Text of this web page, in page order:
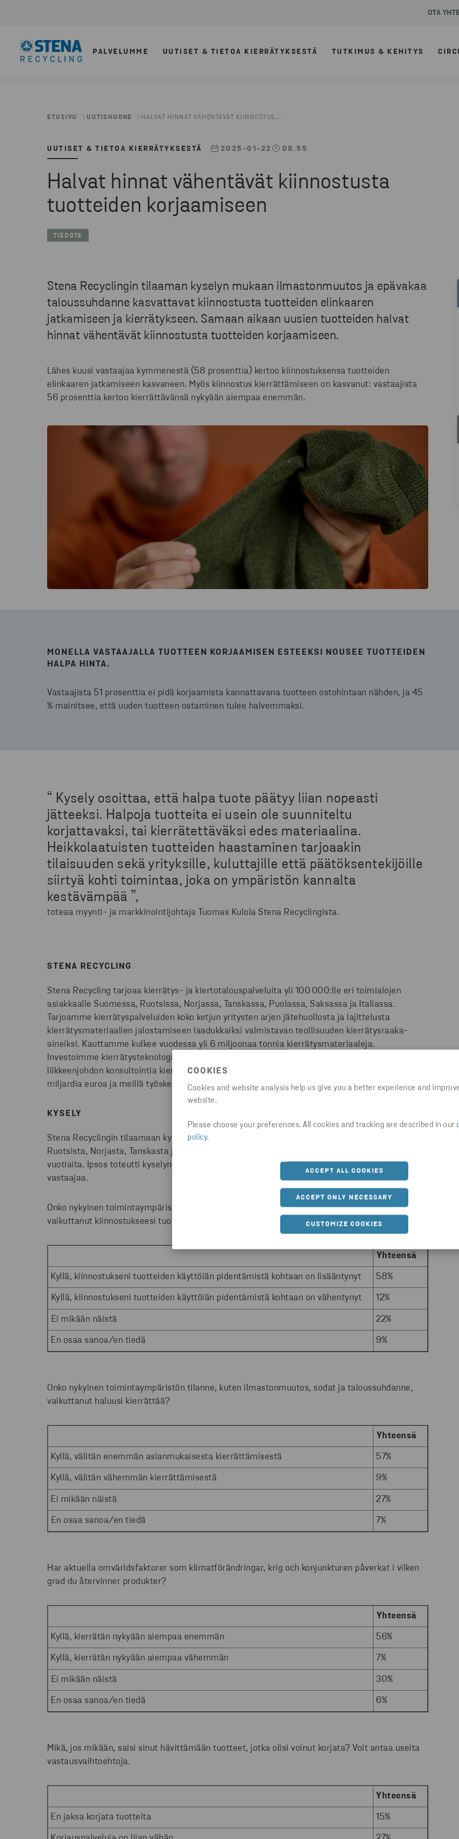
COOKIES
Cookies and website analysis help us give you a better experience and
website.
Please choose your preferences. All cookies and tracking are described in our
policy.
ACCEPT ALL COOKIES
ACCEPT ONLY NECESSARY
CUSTOMIZE COOKIES
OTA
PALVELUMME UUTISET & TIETOA KIERRÄTYKSESTÄ TUTKIMUS & KEHITYS
ETUSIVU UUTISHUONE HALVAT HINNAT VÄHENTÄVÄT KIINNOSTUS...
UUTISET & TIETOA KIERRÄTYKSESTÄ 2025-01-22 08.55
Halvat hinnat vähentävät kiinnostusta
tuotteiden korjaamiseen
TIEDOTE
Stena Recyclingin tilaaman kyselyn mukaan ilmastonmuutos ja epävakaa
taloussuhdanne kasvattavat kiinnostusta tuotteiden elinkaaren
jatkamiseen ja kierrätykseen. Samaan aikaan uusien tuotteiden halvat
hinnat vähentävät kiinnostusta tuotteiden korjaamiseen.
Lähes kuusi vastaajaa kymmenestä (58 prosenttia) kertoo kiinnostuksensa tuotteiden
elinkaaren jatkamiseen kasvaneen. Myös kiinnostus kierrättämiseen on kasvanut: vastaajista
56 prosenttia kertoo kierrättävänsä nykyään aiempaa enemmän.
MONELLA VASTAAJALLA TUOTTEEN KORJAAMISEN ESTEEKSI NOUSEE TUOTTEIDEN
HALPA HINTA.
Vastaajista 51 prosenttia ei pidä korjaamista kannattavana tuotteen ostohintaan nähden, ja 45
% mainitsee, että uuden tuotteen ostaminen tulee halvemmaksi.
“ Kysely osoittaa, että halpa tuote päätyy liian nopeasti
jätteeksi. Halpoja tuotteita ei usein ole suunniteltu
korjattavaksi, tai kierrätettäväksi edes materiaalina.
Heikkolaatuisten tuotteiden haastaminen tarjoaakin
tilaisuuden sekä yrityksille, kuluttajille että päätöksentekijöille
siirtyä kohti toimintaa, joka on ympäristön kannalta
kestävämpää ”,
toteaa myynti- ja markkinointijohtaja Tuomas Kulola Stena Recyclingista.
STENA RECYCLING
Stena Recycling tarjoaa kierrätys- ja kiertotalouspalveluita yli 100 000:lle eri toimialojen
asiakkaalle Suomessa, Ruotsissa, Norjassa, Tanskassa, Puolassa, Saksassa ja Italiassa.
Tarjoamme kierrätyspalveluiden koko ketjun yritysten arjen jätehuollosta ja lajittelusta
kierrätysmateriaalien jalostamiseen laadukkaiksi valmistavan teollisuuden kierrätysraaka-
aineiksi. Kauttamme kulkee vuodessa yli 6 miljoonaa tonnia kierrätysmateriaaleja.
Investoimme kierrätysteknologioiden ja kiertotalousratkaisujen kehittämiseen, ja tarjoamme
liikkeenjohdon konsultointia kiertotalousaiheissa. Edellisen tilikauden liikevaihtomme oli yli 2
miljardia euroa ja meillä työskentelee 3500 kierrätyksen ammattilaista.
KYSELY
Stena Recyclingin tilaamaan kyselyyn osallistui yhteensä 5000 kuluttajaa Suomesta,
Ruotsista, Norjasta, Tanskasta ja Puolasta. Vastaajat olivat iältään 18–65-
vuotiaita. Ipsos toteutti kyselyn toukokuussa 2024. Suomesta kyselyyn osallistui 1 000
vastaajaa.
Onko nykyinen toimintaympäristön tilanne, kuten ilmastonmuutos, sodat ja taloussuhdanne,
vaikuttanut kiinnostukseesi tuotteiden käyttöiän pidentämiseen?
Yhteensä
Kyllä, kiinnostukseni tuotteiden käyttöiän pidentämistä kohtaan on lisääntynyt 58%
Kyllä, kiinnostukseni tuotteiden käyttöiän pidentämistä kohtaan on vähentynyt 12%
Ei mikään näistä 22%
En osaa sanoa/en tiedä 9%
Onko nykyinen toimintaympäristön tilanne, kuten ilmastonmuutos, sodat ja taloussuhdanne,
vaikuttanut haluusi kierrättää?
Yhteensä
Kyllä, välitän enemmän asianmukaisesta kierrättämisestä 57%
Kyllä, välitän vähemmän kierrättämisestä 9%
Ei mikään näistä 27%
En osaa sanoa/en tiedä 7%
Har aktuella omvärldsfaktorer som klimatförändringar, krig och konjunkturen påverkat i vilken
grad du återvinner produkter?
Yhteensä
Kyllä, kierrätän nykyään aiempaa enemmän 56%
Kyllä, kierrätän nykyään aiempaa vähemmän 7%
Ei mikään näistä 30%
En osaa sanoa/en tiedä 6%
Mikä, jos mikään, saisi sinut hävittämään tuotteet, jotka olisi voinut korjata? Voit antaa useita
vastausvaihtoehtoja.
Yhteensä
En jaksa korjata tuotteita 15%